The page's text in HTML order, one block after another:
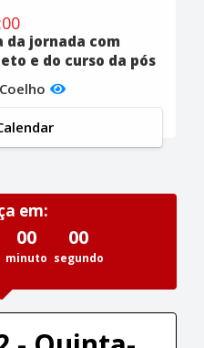
da jornada com
e do curso da pós
em:
00
minuto
00
segundo